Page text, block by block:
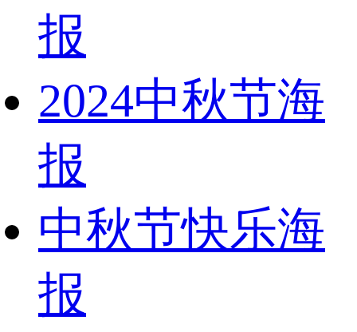
报
2024中秋节海
报
中秋节快乐海
报